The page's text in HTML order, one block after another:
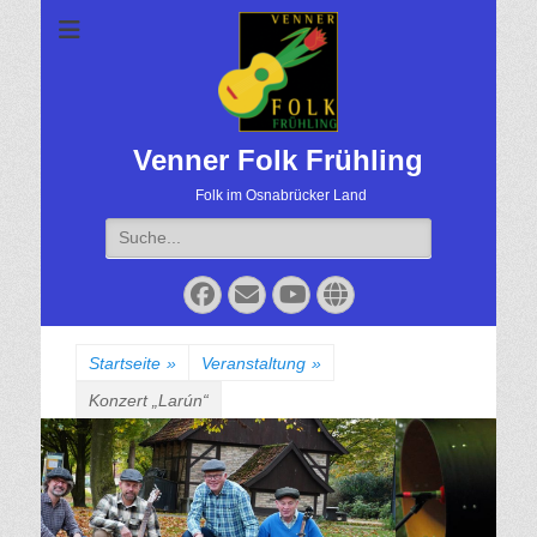
Venner Folk Frühling
Folk im Osnabrücker Land
Suche
für:
Facebook
EmailYouTube
Website
Startseite » Veranstaltung »
Konzert „Larún“